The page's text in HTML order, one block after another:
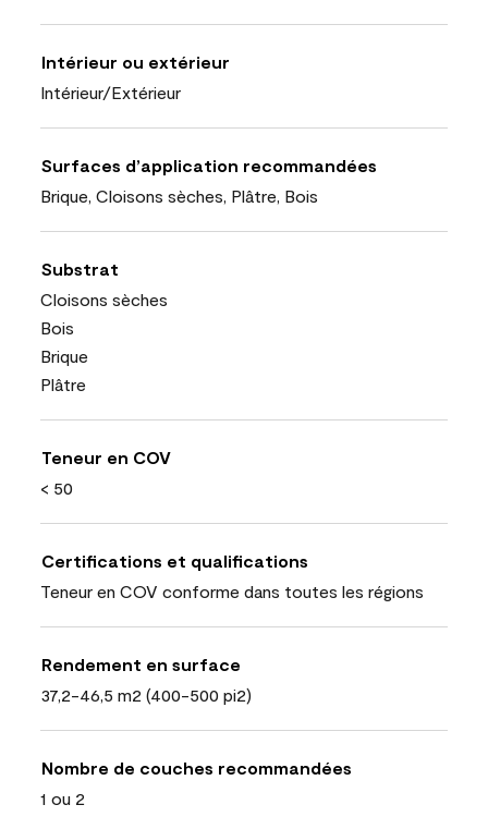
Intérieur ou extérieur
Intérieur/Extérieur
Surfaces d’application recommandées
Brique, Cloisons sèches, Plâtre, Bois
Substrat
Cloisons sèches
Bois
Brique
Plâtre
Teneur en COV
< 50
Certifications et qualifications
Teneur en COV conforme dans toutes les régions
Rendement en surface
37,2-46,5 m2 (400-500 pi2)
Nombre de couches recommandées
1 ou 2